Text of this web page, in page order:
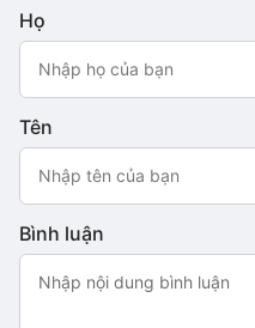
Họ
Tên
Bình luận